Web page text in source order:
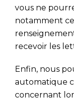
vous ne
notamment
recevoir les
Enfin, nous
automatique
concernant